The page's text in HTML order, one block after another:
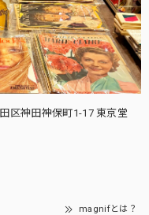
区神田神保町1-17 東京堂
magnifとは？